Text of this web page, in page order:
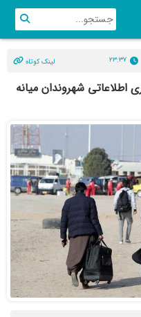
۲۳:۳۷ لینک کوتاه
همکاری اطلاعاتی شهروندان میانه